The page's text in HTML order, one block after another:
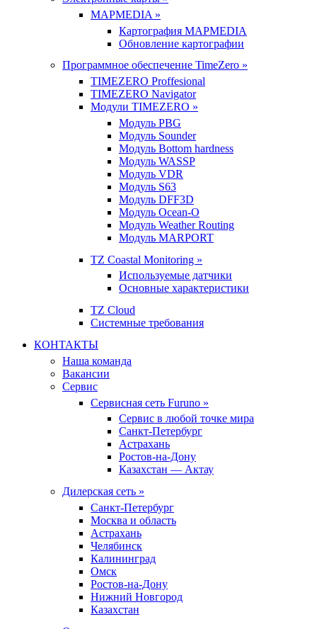
MAPMEDIA »
Картография MAPMEDIA
Обновление картографии
Программное обеспечение TimeZero »
TIMEZERO Proffesional
TIMEZERO Navigator
Модули TIMEZERO »
Модуль PBG
Модуль Sounder
Модуль Bottom hardness
Модуль WASSP
Модуль VDR
Модуль S63
Модуль DFF3D
Модуль Ocean-O
Модуль Weather Routing
Модуль MARPORT
TZ Coastal Monitoring »
Используемые датчики
Основные характеристики
TZ Cloud
Системные требования
КОНТАКТЫ
Наша команда
Вакансии
Сервис
Сервисная сеть Furuno »
Сервис в любой точке мира
Санкт-Петербург
Астрахань
Ростов-на-Дону
Казахстан — Актау
Дилерская сеть »
Санкт-Петербург
Москва и область
Астрахань
Челябинск
Калининград
Омск
Ростов-на-Дону
Нижний Новгород
Казахстан